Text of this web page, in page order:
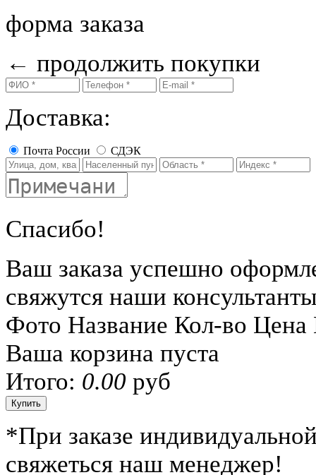
форма заказа
← продолжить покупки
Доставка:
Почта России СДЭК
Спасибо!
Ваш заказа успешно
свяжутся наши
Фото Название Кол-во Цена
Ваша корзина пуста
Итого: 0.00 руб
*При заказе
свяжеться наш менеджер!